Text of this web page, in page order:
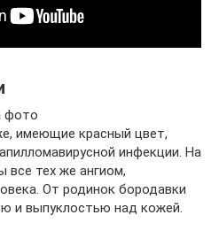
фото
имеющие красный цвет,
инфекции. На
тех же ангиом,
От родинок бородавки
и выпуклостью над кожей.